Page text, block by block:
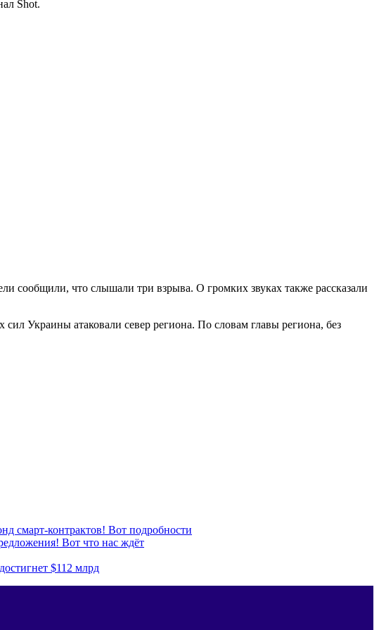
Shot.
что слышали три взрыва. О громких звуках также рассказали
Украины атаковали север региона. По словам главы региона, без
смарт-контрактов! Вот подробности
Вот что нас ждёт
$112 млрд